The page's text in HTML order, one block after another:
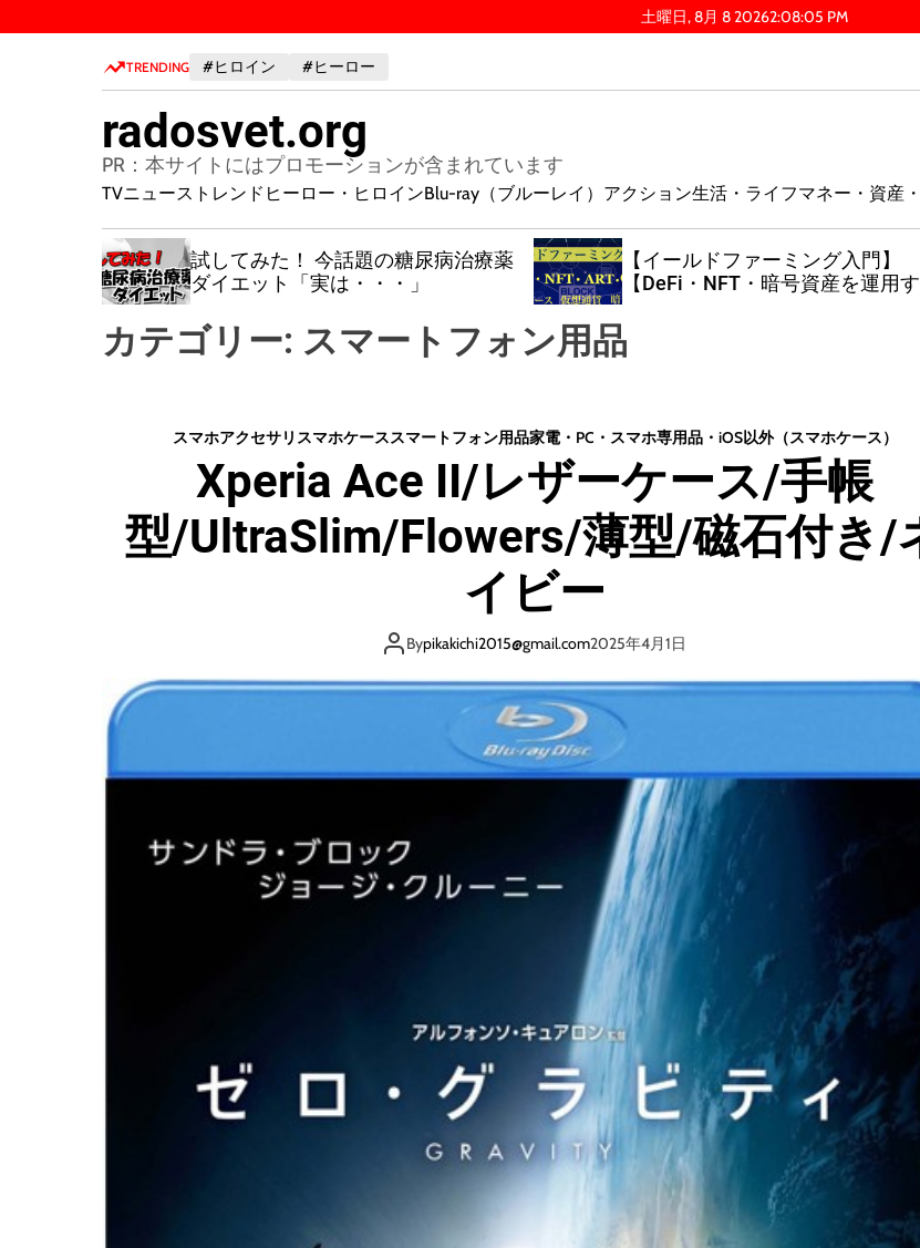
k
土曜日, 8月 8 20262:08:06 PM
TRENDING #ヒロイン #ヒーロー
radosvet.org
PR：本サイトにはプロモーションが含まれています
TVニューストレンド ヒーロー・ヒロインBlu-ray（ブルーレイ） アクション生活・ライフマネー・資産
試してみた！ 今話題の糖尿病治療薬
ダイエット「実は・・・」
【イールドファーミング入門】
【DeFi・NFT・暗号資産を運用
インを売らずに運用する方法
カテゴリー: スマートフォン用品
スマホアクセサリ スマホケーススマートフォン用品家電・PC・スマホ専用品・iOS以外（スマホケース）
Xperia Ace II/レザーケース/手帳
型/UltraSlim/Flowers/薄型/磁石付き/
イビー
Bypikakichi2015@gmail.com2025年4月1日